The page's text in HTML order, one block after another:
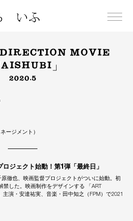
MOVIE
」
2020.5
ージメント）
ジェクト始動！第1弾「最終日」
徹也、映画監督プロジェクトがついに始動。初
禁した。映画制作をデザインする 「ART
主演・安達祐実、音楽・田中知之（FPM）で2021